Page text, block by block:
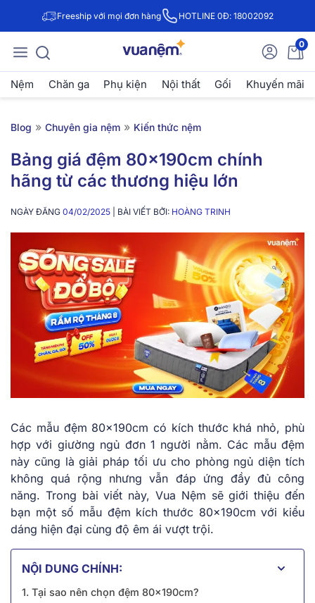
Freeship với mọi đơn hàng HOTLINE 0Đ: 18002092
0
Nệm Chăn ga Phụ kiện Nội thất Gối Khuyến mãi
Blog » Chuyên gia nệm » Kiến thức nệm
Bảng giá đệm 80x190cm chính
hãng từ các thương hiệu lớn
NGÀY ĐĂNG 04/02/2025 | BÀI VIẾT BỞI: HOÀNG TRINH
Các mẫu đệm 80x190cm có kích thước khá nhỏ, phù
hợp với giường ngủ đơn 1 người nằm. Các mẫu đệm
này cũng là giải pháp tối ưu cho phòng ngủ diện tích
không quá rộng nhưng vẫn đáp ứng đầy đủ công
năng. Trong bài viết này, Vua Nệm sẽ giới thiệu đến
bạn một số mẫu đệm kích thước 80x190cm với kiểu
dáng hiện đại cùng độ êm ái vượt trội.
NỘI DUNG CHÍNH:
1. Tại sao nên chọn đệm 80x190cm?